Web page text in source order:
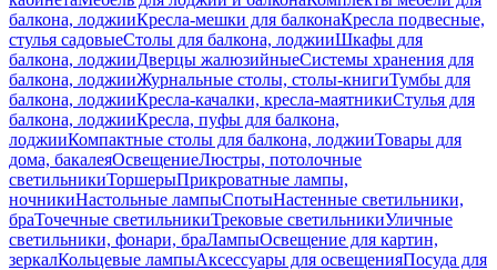
балкона, лоджииКресла-мешки для балконаКресла подвесные,
стулья садовыеСтолы для балкона, лоджииШкафы для
балкона, лоджииДверцы жалюзийныеСистемы хранения для
балкона, лоджииЖурнальные столы, столы-книгиТумбы для
балкона, лоджииКресла-качалки, кресла-маятникиСтулья для
балкона, лоджииКресла, пуфы для балкона,
лоджииКомпактные столы для балкона, лоджииТовары для
дома, бакалеяОсвещениеЛюстры, потолочные
светильникиТоршерыПрикроватные лампы,
ночникиНастольные лампыСпотыНастенные светильники,
браТочечные светильникиТрековые светильникиУличные
светильники, фонари, браЛампыОсвещение для картин,
зеркалКольцевые лампыАксессуары для освещенияПосуда для